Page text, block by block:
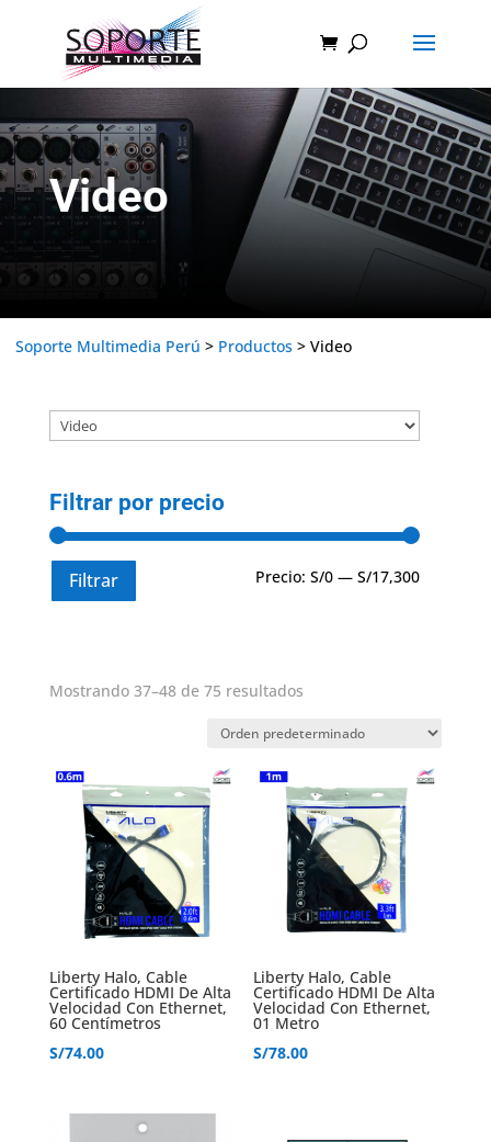
Video
Soporte Multimedia Perú > Productos > Video
Filtrar por precio
Precio
Precio
Filtrar Precio:S/0 —S/17,300
Mostrando 37–48 de 75 resultados
Liberty Halo, Cable
Certificado HDMI De Alta
Velocidad Con Ethernet,
60 Centímetros
S/74.00
Liberty Halo, Cable
Certificado HDMI De Alta
Velocidad Con Ethernet,
01 Metro
S/78.00